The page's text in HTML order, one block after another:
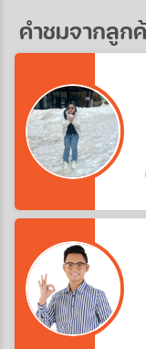
คำชมจากลูก